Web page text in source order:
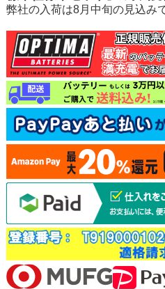
弊社の入荷は8月中旬の見込み